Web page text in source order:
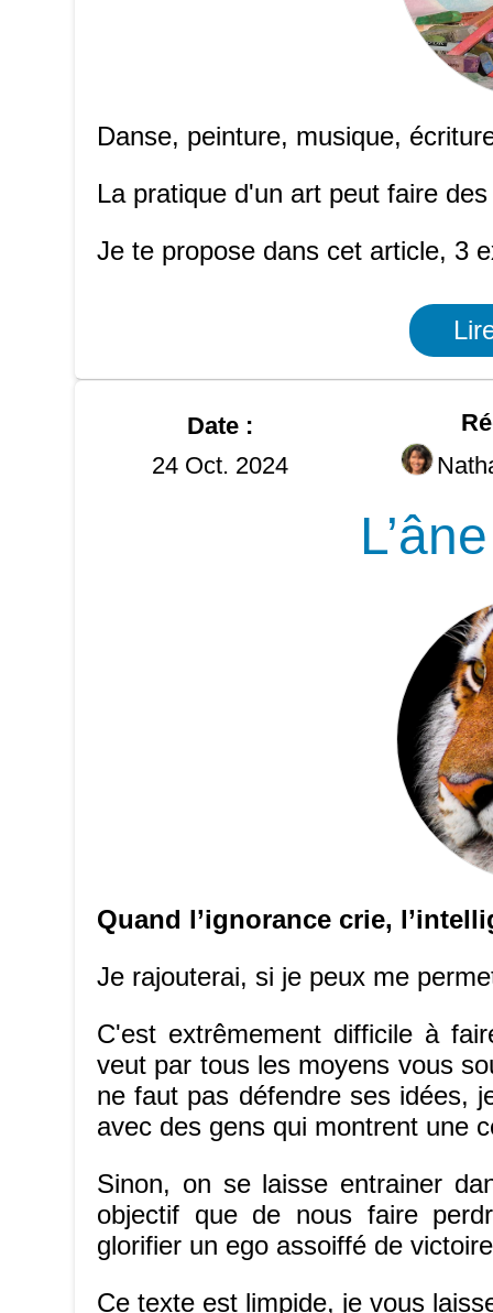
Danse, peinture, musique,
La pratique d'un art peut faire
Je te propose dans cet article, 3
Date :
24 Oct. 2024
Quand l’ignorance crie,
Je rajouterai, si je peux me
C'est extrêmement difficile à
veut par tous les moyens vous
ne faut pas défendre ses idées,
avec des gens qui montrent une
Sinon, on se laisse entrainer
objectif que de nous faire
glorifier un ego assoiffé de
Ce texte est limpide, je vous